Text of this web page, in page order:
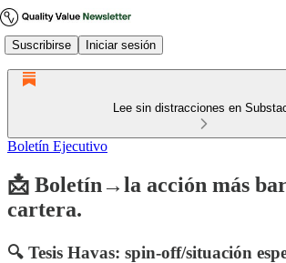
Suscribirse Iniciar sesión
Lee sin distracciones en
Boletín Ejecutivo
📩 Boletín→la acción más
cartera.
🔍 Tesis Havas: spin-off/situación